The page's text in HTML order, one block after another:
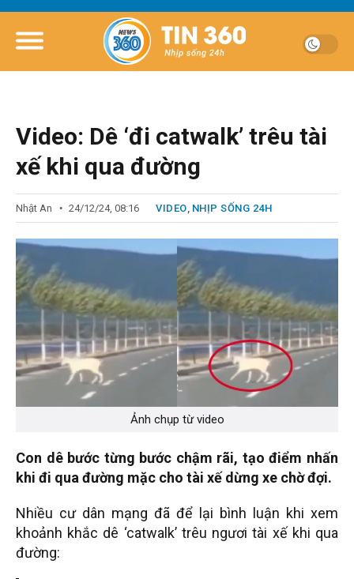
Video: Dê ‘đi catwalk’ trêu tài
xế khi qua đường
Nhật An 24/12/24, 08:16 VIDEO, NHỊP SỐNG 24H
Ảnh chụp từ video
Con dê bước từng bước chậm rãi, tạo điểm nhấn
khi đi qua đường mặc cho tài xế dừng xe chờ đợi.
Nhiều cư dân mạng đã để lại bình luận khi xem
khoảnh khắc dê ‘catwalk’ trêu ngươi tài xế khi qua
đường: